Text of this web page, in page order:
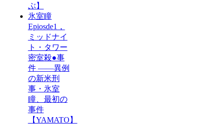
ぶ】
氷室瞳
Epiosde1，
ミッドナイ
ト・タワー
密室殺●事
件 ――異例
の新米刑
事・氷室
瞳、最初の
事件
【YAMATO】